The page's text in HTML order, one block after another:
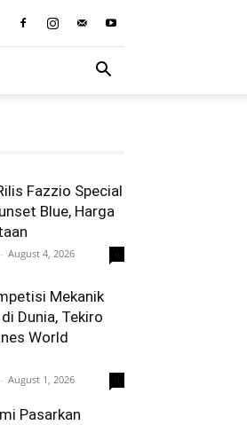
Fazzio Special
Blue, Harga
- August 4, 2026
Mekanik
Dunia, Tekiro
World
- August 1, 2026
Pasarkan